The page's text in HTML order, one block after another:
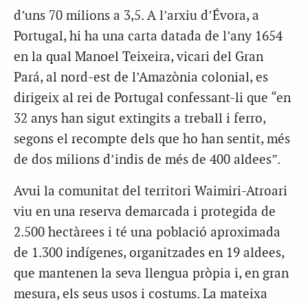
d’uns 70 milions a 3,5. A l’arxiu d’Évora, a
Portugal, hi ha una carta datada de l’any 1654
en la qual Manoel Teixeira, vicari del Gran
Pará, al nord-est de l’Amazònia colonial, es
dirigeix al rei de Portugal confessant-li que “en
32 anys han sigut extingits a treball i ferro,
segons el recompte dels que ho han sentit, més
de dos milions d’indis de més de 400 aldees”.
Avui la comunitat del territori Waimiri-Atroari
viu en una reserva demarcada i protegida de
2.500 hectàrees i té una població aproximada
de 1.300 indígenes, organitzades en 19 aldees,
que mantenen la seva llengua pròpia i, en gran
mesura, els seus usos i costums. La mateixa